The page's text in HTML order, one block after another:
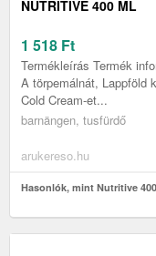
NUTRITIVE 400 ML
1 518 Ft
Termékleírás Termék
A törpemálnát, Lappföld
Cold Cream-et...
barnängen, tusfürdő
arukereso.hu
Hasonlók, mint Nutritive